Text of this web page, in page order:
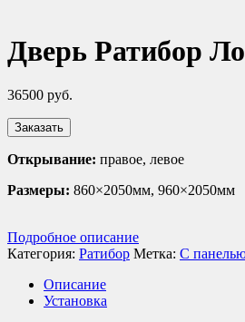
Дверь Ратибор
36500 руб.
Заказать
Открывание: правое, левое
Размеры: 860×2050мм, 960×2050мм
Подробное описание
Категория: Ратибор Метка: С
Описание
Установка